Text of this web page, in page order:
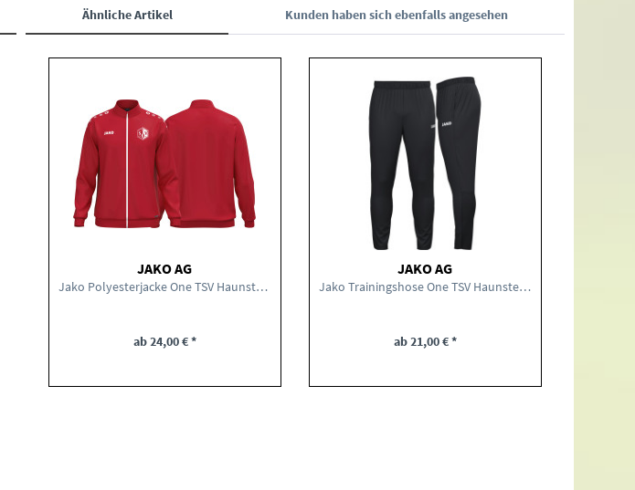
Ähnliche Artikel Kunden haben sich ebenfalls angesehen
JAKO AG
Jako Polyesterjacke One TSV Haunstetten Fußball
ab 24,00 € *
JAKO AG
Jako Trainingshose One TSV Haunstetten Fußball...
ab 21,00 € *